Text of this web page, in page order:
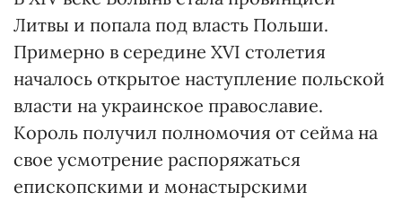
Литвы и попала под власть Польши.
Примерно в середине ХVІ столетия
началось открытое наступление польской
власти на украинское православие.
Король получил полномочия от сейма на
свое усмотрение распоряжаться
епископскими и монастырскими